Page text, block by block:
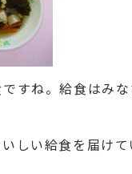
すね。給食はみ
しい給食を届け